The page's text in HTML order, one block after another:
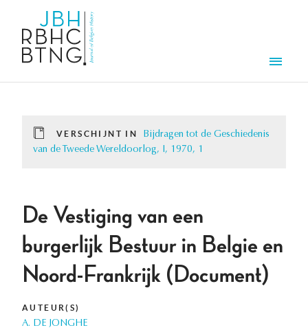
VERSCHIJNT IN
Bijdragen tot de Geschiedenis
van de Tweede Wereldoorlog, I, 1970, 1
De Vestiging van een
burgerlijk Bestuur in Belgie en
Noord-Frankrijk (Document)
AUTEUR(S)
A. DE JONGHE